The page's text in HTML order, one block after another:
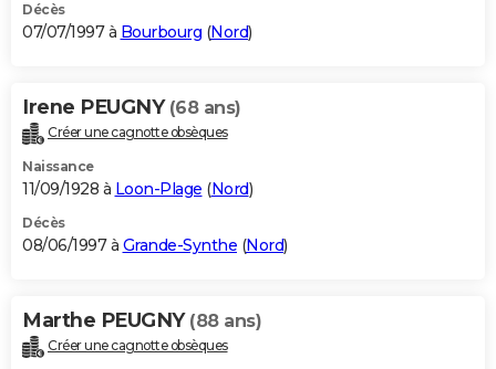
Décès
07/07/1997 à Bourbourg (Nord)
Irene PEUGNY (68 ans)
Créer une cagnotte obsèques
Naissance
11/09/1928 à Loon-Plage (Nord)
Décès
08/06/1997 à Grande-Synthe (Nord)
Marthe PEUGNY (88 ans)
Créer une cagnotte obsèques